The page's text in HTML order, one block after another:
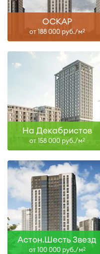
ОСКАР
от 188 000 руб./м2
На Декабристов
от 158 000 руб./м2
Астон.Шесть Звезд
от 100 000 руб./м2